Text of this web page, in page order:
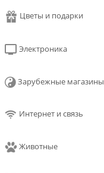
Цветы и подарки
Электроника
Зарубежные магазины
Интернет и связь
Животные